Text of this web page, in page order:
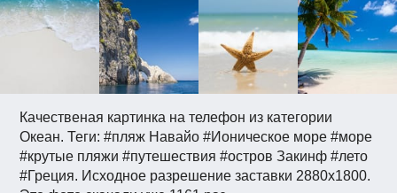
Качественая картинка на телефон из категории
Океан. Теги: #пляж Навайо #Ионическое море #море
#крутые пляжи #путешествия #остров Закинф #лето
#Греция. Исходное разрешение заставки 2880x1800.